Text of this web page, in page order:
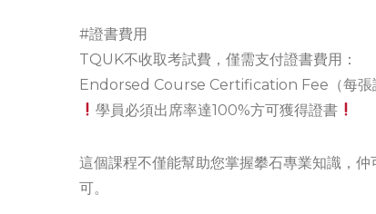
#證書費用
TQUK不收取考試費，僅需支付證書費用：
Endorsed Course Certification Fee（每張
學員必須出席率達100%方可獲得證書
這個課程不僅能幫助您掌握攀石專業知識，
可。